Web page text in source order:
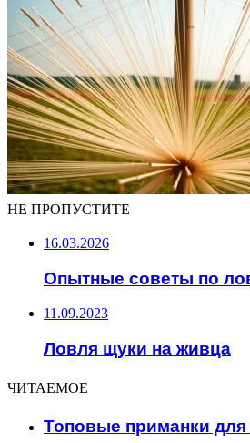
НЕ ПРОПУСТИТЕ
16.03.2026
Опытные советы по
11.09.2023
Ловля щуки на живца
ЧИТАЕМОЕ
Топовые приманки